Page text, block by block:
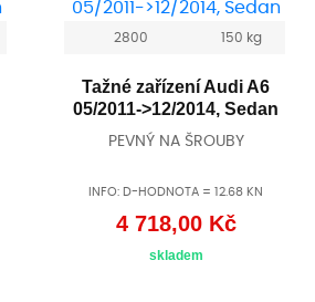
2800 150 kg
Tažné zařízení Audi A6
05/2011->12/2014, Sedan
PEVNÝ NA ŠROUBY
INFO: D-HODNOTA = 12.68 KN
4 718,00 Kč
skladem